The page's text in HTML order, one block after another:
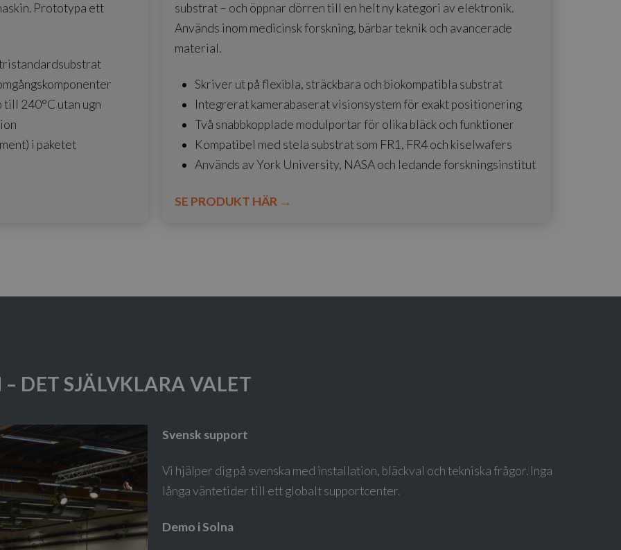
Prototypa ett
240°C utan ugn
i paketet
substrat – och öppnar dörren till en helt ny kategori av elektronik.
Används inom medicinsk forskning, bärbar teknik och avancerade
material.
Skriver ut på flexibla, sträckbara och biokompatibla substrat
Integrerat kamerabaserat visionsystem för exakt positionering
Två snabbkopplade modulportar för olika bläck och funktioner
Kompatibel med stela substrat som FR1, FR4 och kiselwafers
Används av York University, NASA och ledande forskningsinstitut
SE PRODUKT HÄR →
DET SJÄLVKLARA VALET
Svensk support
Vi hjälper dig på svenska med installation, bläckval och tekniska frågor. Inga
långa väntetider till ett globalt supportcenter.
Demo i Solna